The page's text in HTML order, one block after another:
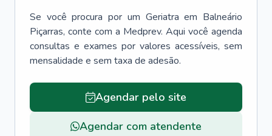
Se você procura por um Geriatra em Balneário
Piçarras, conte com a Medprev. Aqui você agenda
consultas e exames por valores acessíveis, sem
mensalidade e sem taxa de adesão.
Agendar pelo site
Agendar com atendente